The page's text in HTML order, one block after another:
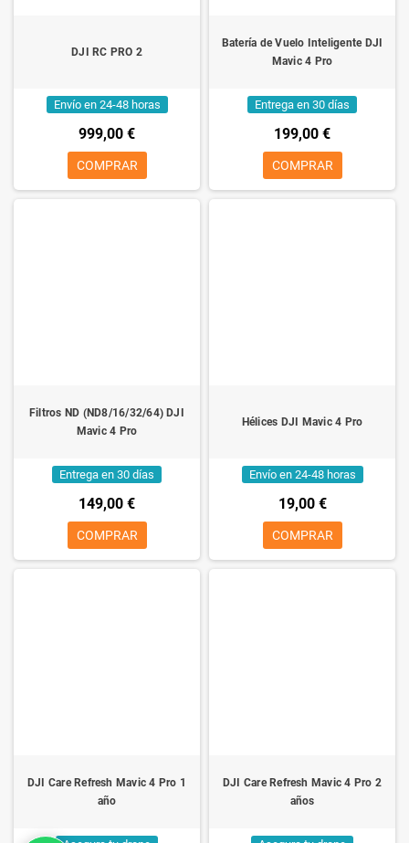
DJI RC PRO 2
Envío en 24-48 horas
999,00 €
COMPRAR
Batería de Vuelo Inteligente DJI
Mavic 4 Pro
Entrega en 30 días
199,00 €
COMPRAR
Filtros ND (ND8/16/32/64) DJI
Mavic 4 Pro
Entrega en 30 días
149,00 €
COMPRAR
Hélices DJI Mavic 4 Pro
Envío en 24-48 horas
19,00 €
COMPRAR
DJI Care Refresh Mavic 4 Pro 1
año
DJI Care Refresh Mavic 4 Pro 2
años